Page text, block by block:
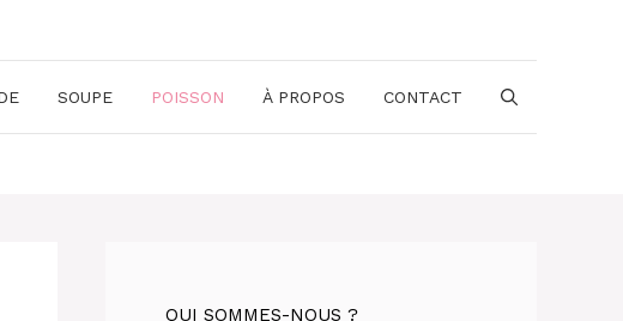
SOUPE POISSON À PROPOS CONTACT
QUI SOMMES-NOUS ?